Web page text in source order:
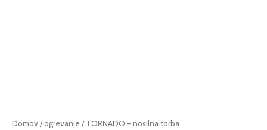
Domov/ogrevanje / TORNADO – nosilna torba
TORNADO